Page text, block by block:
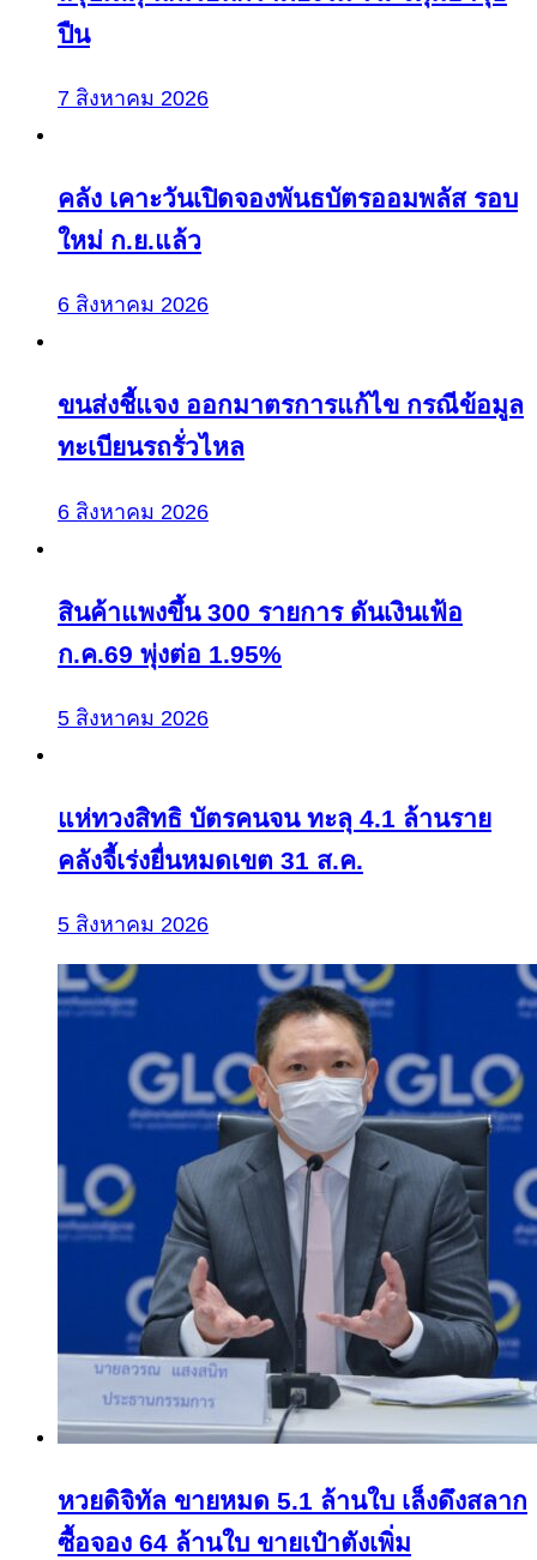
ปืน
7 สิงหาคม 2026
คลัง เคาะวันเปิดจองพันธบัตรออมพลัส รอบ
ใหม่ ก.ย.แล้ว
6 สิงหาคม 2026
ขนส่งชี้แจง ออกมาตรการแก้ไข กรณีข้อมูล
ทะเบียนรถรั่วไหล
6 สิงหาคม 2026
สินค้าแพงขึ้น 300 รายการ ดันเงินเฟ้อ
ก.ค.69 พุ่งต่อ 1.95%
5 สิงหาคม 2026
แห่ทวงสิทธิ บัตรคนจน ทะลุ 4.1 ล้านราย
คลังจี้เร่งยื่นหมดเขต 31 ส.ค.
5 สิงหาคม 2026
หวยดิจิทัล ขายหมด 5.1 ล้านใบ เล็งดึงสลาก
ซื้อจอง 64 ล้านใบ ขายเป๋าตังเพิ่ม